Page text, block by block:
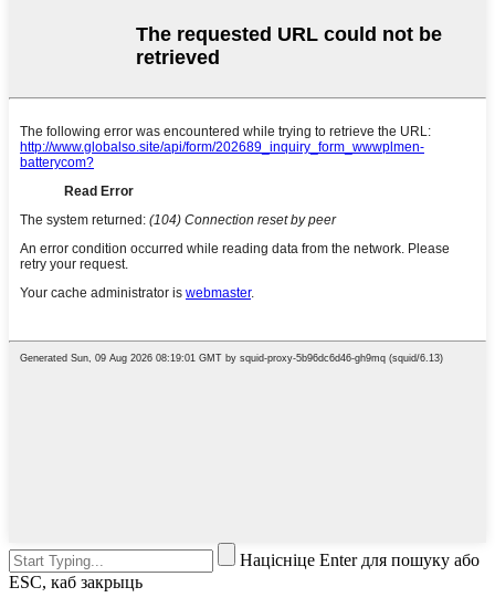
Націсніце Enter для пошуку або
ESC, каб закрыць